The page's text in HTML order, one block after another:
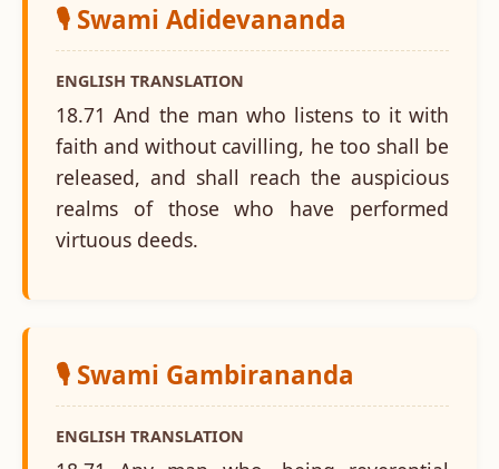
🎙️ Swami Adidevananda
ENGLISH TRANSLATION
18.71 And the man who listens to it with
faith and without cavilling, he too shall be
released, and shall reach the auspicious
realms of those who have performed
virtuous deeds.
🎙️ Swami Gambirananda
ENGLISH TRANSLATION